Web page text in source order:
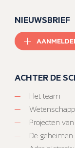
NIEUWSBRIEF
ACHTER DE
Het team
Projecten
De